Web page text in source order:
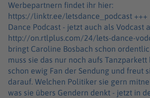
Werbepartnern findet ihr hier:
https://linktr.ee/letsdance_podcast +++ Der offizielle Let's
Dance Podcast - jetzt auch als Vodcast
http://on.rtlplus.com/24/lets-dance-vodcast In die
bringt Caroline Bosbach schon
muss sie das nur noch aufs Tanzparkett
schon ewig Fan der Sendung und freut
darauf. Welchen Politiker sie gern
was sie übers Gendern denkt - jetzt in